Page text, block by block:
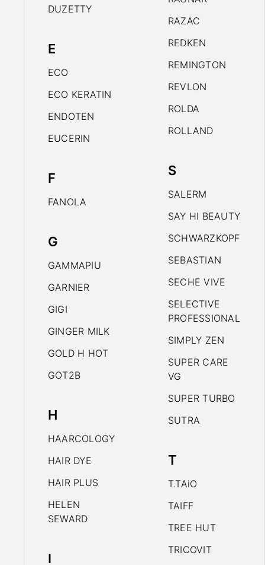
DUZETTY
E
ECO
ECO KERATIN
ENDOTEN
EUCERIN
F
FANOLA
G
GAMMAPIU
GARNIER
GIGI
GINGER MILK
GOLD H HOT
GOT2B
H
HAARCOLOGY
HAIR DYE
HAIR PLUS
HELEN
SEWARD
I
RAZAC
REDKEN
REMINGTON
REVLON
ROLDA
ROLLAND
S
SALERM
SAY HI BEAUTY
SCHWARZKOPF
SEBASTIAN
SECHE VIVE
SELECTIVE
PROFESSIONAL
SIMPLY ZEN
SUPER CARE
VG
SUPER TURBO
SUTRA
T
T.TAiO
TAIFF
TREE HUT
TRICOVIT